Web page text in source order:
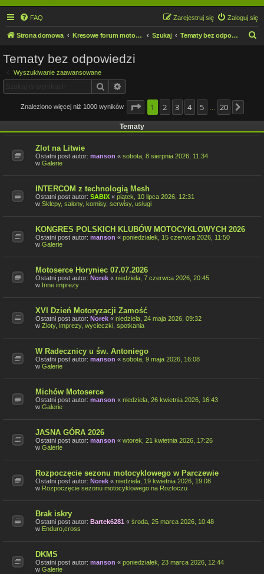
FAQ Zaloguj się
Zarejestruj się
Strona domowa Kresowe forum motocyklowe Szukaj Tematy bez odpowiedzi
Tematy bez odpowiedzi
Wyszukiwanie zaawansowane
Szukaj
Znaleziono więcej niż 1000 wyników Strona1 z20
1 2 3 4 5 20
Tematy
Zlot na Litwie
Ostatni post autor: manson « sobota, 8 sierpnia 2026, 11:34
w Galerie
INTERCOM z technologią Mesh
Ostatni post autor: SABIX « piątek, 10 lipca 2026, 12:31
w Sklepy, salony, komisy, serwisy, usługi
KONGRES POLSKICH KLUBÓW MOTOCYKLOWYCH 2026
Ostatni post autor: manson « poniedziałek, 15 czerwca 2026, 11:50
w Galerie
Motoserce Horyniec 07.07.2026
Ostatni post autor: Norek « niedziela, 7 czerwca 2026, 20:45
w Inne imprezy
XVI Dzień Motoryzacji Zamość
Ostatni post autor: Norek « niedziela, 24 maja 2026, 09:32
w Zloty, imprezy, wycieczki, spotkania
W Radecznicy u św. Antoniego
Ostatni post autor: manson « sobota, 9 maja 2026, 16:08
w Galerie
Michów Motoserce
Ostatni post autor: manson « niedziela, 26 kwietnia 2026, 16:43
w Galerie
JASNA GÓRA 2026
Ostatni post autor: manson « wtorek, 21 kwietnia 2026, 17:26
w Galerie
Rozpoczęcie sezonu motocyklowego w Parczewie
Ostatni post autor: Norek « niedziela, 19 kwietnia 2026, 19:08
w Rozpoczęcie sezonu motocyklowego na Roztoczu
Brak iskry
Ostatni post autor: Bartek6281 « środa, 25 marca 2026, 10:48
w Enduro,cross
DKMS
Ostatni post autor: manson « poniedziałek, 23 marca 2026, 12:44
w Galerie